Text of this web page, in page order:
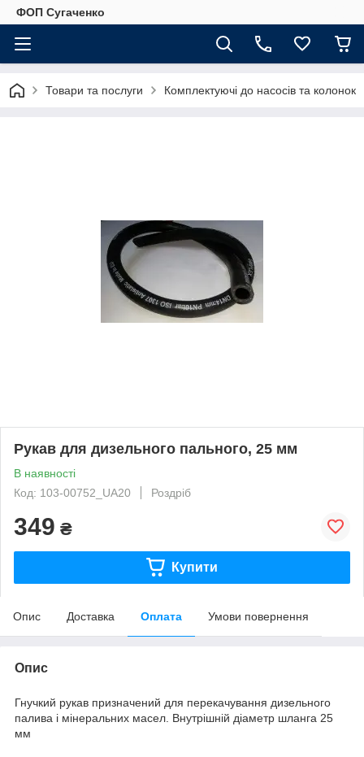
ФОП Сугаченко
Товари та послуги Комплектуючі до насосів та колонок
Рукав для дизельного пального, 25 мм
В наявності
Код: 103-00752_UA20
Роздріб
349 ₴
Купити
Опис Доставка Оплата Умови повернення
Опис
Гнучкий рукав призначений для перекачування дизельного
палива і мінеральних масел. Внутрішній діаметр шланга 25
мм